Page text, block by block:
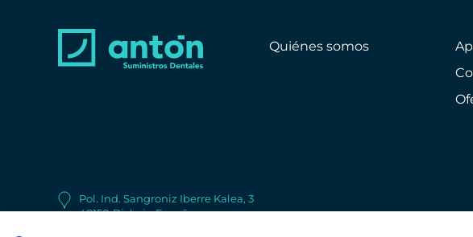
Quiénes somos
Pol. Ind. Sangroniz Iberre Kalea, 3
48150 Bizkaia España